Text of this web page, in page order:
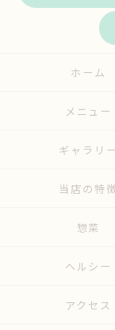
ホーム
メニュー
ギャラリー
当店の特徴
惣菜
ヘルシー
アクセス